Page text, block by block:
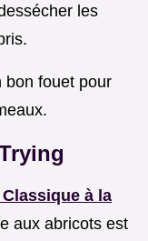
les
bon fouet pour
à la
aux abricots est